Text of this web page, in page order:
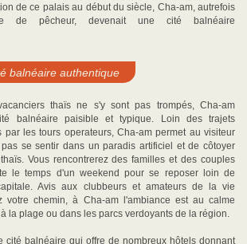
de ce palais au début du siècle, Cha-am, autrefois
de pêcheur, devenait une cité balnéaire
balnéaire authentique
thaïs ne s'y sont pas trompés, Cha-am
balnéaire paisible et typique. Loin des trajets
par les tours operateurs, Cha-am permet au visiteur
se sentir dans un paradis artificiel et de côtoyer
Vous rencontrerez des familles et des couples
le temps d'un weekend pour se reposer loin de
Avis aux clubbeurs et amateurs de la vie
votre chemin, à Cha-am l'ambiance est au calme
la plage ou dans les parcs verdoyants de la région.
cité balnéaire qui offre de nombreux hôtels donnant